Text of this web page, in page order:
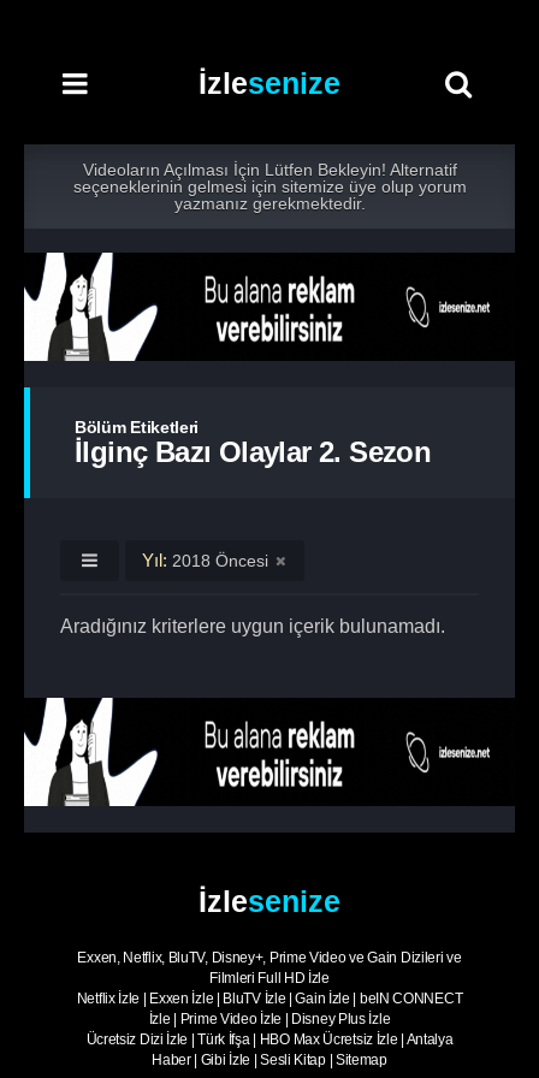
İzlesenize
Videoların Açılması İçin Lütfen Bekleyin! Alternatif
seçeneklerinin gelmesi için sitemize üye olup yorum
yazmanız gerekmektedir.
Bölüm Etiketleri
İlginç Bazı Olaylar 2. Sezon
Yıl: 2018 Öncesi
Aradığınız kriterlere uygun içerik bulunamadı.
İzlesenize
Exxen, Netflix, BluTV, Disney+, Prime Video ve Gain Dizileri ve
Filmleri Full HD İzle
Netflix İzle
Exxen İzle BluTV İzle |Gain İzle
beIN CONNECT
İzle
Prime Video İzle
Disney Plus İzle
Ücretsiz Dizi İzle |Türk İfşa| HBO Max Ücretsiz İzle Antalya
Haber| Gibi İzle |Sesli Kitap| Sitemap